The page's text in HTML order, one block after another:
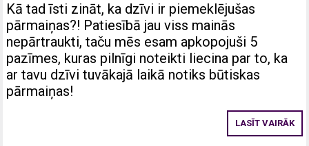
Kā tad īsti zināt, ka dzīvi ir piemeklējušas
pārmaiņas?! Patiesībā jau viss mainās
nepārtraukti, taču mēs esam apkopojuši 5
pazīmes, kuras pilnīgi noteikti liecina par to, ka
ar tavu dzīvi tuvākajā laikā notiks būtiskas
pārmaiņas!
LASĪT VAIRĀK